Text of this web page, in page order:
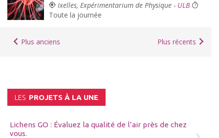
Ixelles, Expérimentarium de Physique - ULB
Toute la journée
Plus anciens Plus récents
LES PROJETS À LA UNE
Lichens GO : Évaluez la qualité de l’air près de chez
vous.